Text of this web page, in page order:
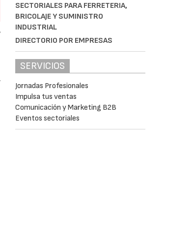
SECTORIALES PARA FERRETERIA,
BRICOLAJE Y SUMINISTRO
INDUSTRIAL
DIRECTORIO POR EMPRESAS
SERVICIOS
Jornadas Profesionales
Impulsa tus ventas
Comunicación y Marketing B2B
Eventos sectoriales